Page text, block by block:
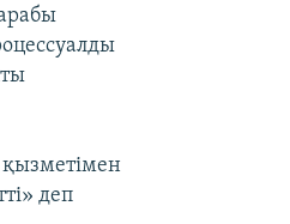
деп